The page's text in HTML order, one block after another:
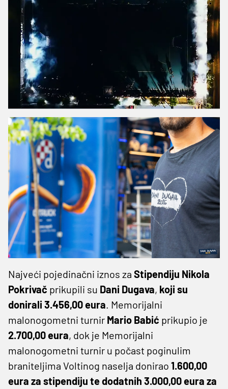
Najveći pojedinačni iznos za Stipendiju Nikola
Pokrivač prikupili su Dani Dugava, koji su
donirali 3.456,00 eura . Memorijalni
malonogometni turnir Mario Babić prikupio je
2.700,00 eura, dok je Memorijalni
malonogometni turnir u počast poginulim
braniteljima Voltinog naselja donirao 1.600,00
eura za stipendiju te dodatnih 3.000,00 eura za